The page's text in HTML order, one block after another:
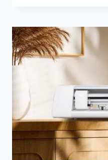
SNYMASJIEN